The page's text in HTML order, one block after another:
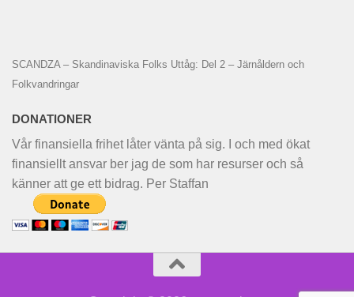
SCANDZA – Skandinaviska Folks Uttåg: Del 2 – Järnåldern och
Folkvandringar
DONATIONER
Vår finansiella frihet låter vänta på sig. I och med ökat
finansiellt ansvar ber jag de som har resurser och så
känner att ge ett bidrag. Per Staffan